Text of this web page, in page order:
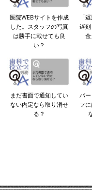
医院WEBサイトを作成
した。スタッフの写真
は勝手に載せても良
い？
「
遅
まだ書面で通知してい
ない内定なら取り消せ
る？
パ
フ